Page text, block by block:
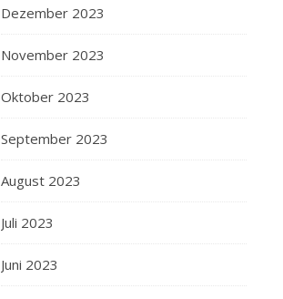
Dezember 2023
November 2023
Oktober 2023
September 2023
August 2023
Juli 2023
Juni 2023